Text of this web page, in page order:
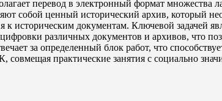
перевод в электронный формат
собой ценный исторический архив, который
историческим документам. Ключевой задачей
различных документов и архивов, что
за определенный блок работ, что
практические занятия с социально